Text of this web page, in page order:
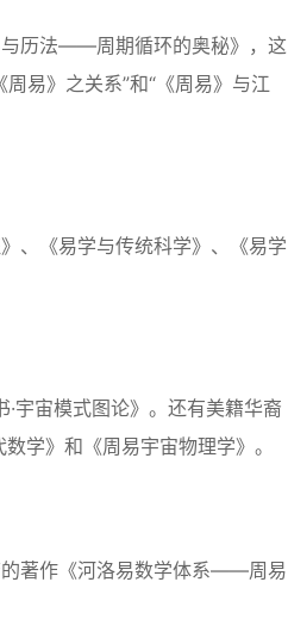
与历法——周期循环的奥秘》，这
易》之关系”和“《周易》与江
、《易学与传统科学》、《易学
宇宙模式图论》。还有美籍华裔
学》和《周易宇宙物理学》。
的著作《河洛易数学体系——周易